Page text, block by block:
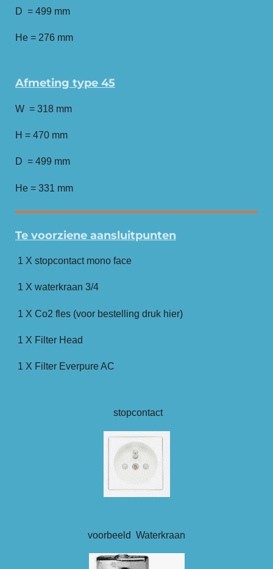
D = 499 mm
He = 276 mm
Afmeting type 45
W = 318 mm
H = 470 mm
D = 499 mm
He = 331 mm
Te voorziene aansluitpunten
1 X stopcontact mono face
1 X waterkraan 3/4
1 X Co2 fles (voor bestelling druk hier)
1 X Filter Head
1 X Filter Everpure AC
stopcontact
voorbeeld Waterkraan